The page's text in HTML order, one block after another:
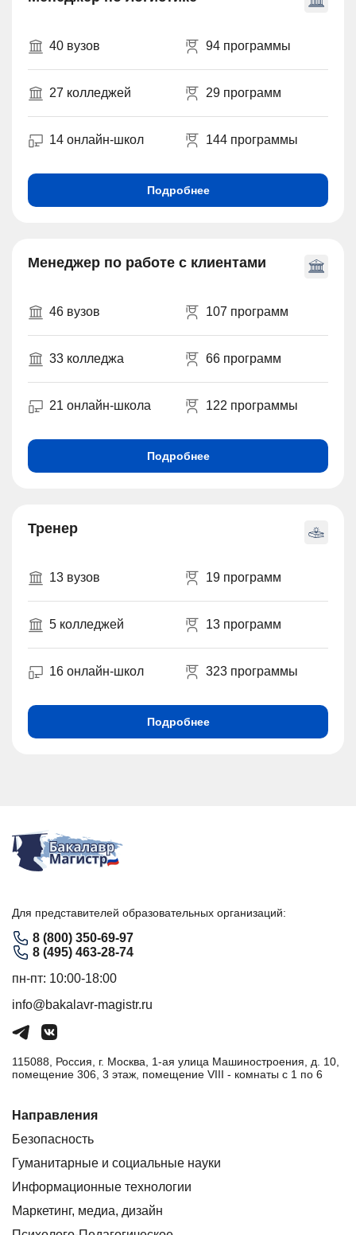
40 вузов 94 программы
27 колледжей 29 программ
14 онлайн-школ 144 программы
Подробнее
Менеджер по работе с клиентами
46 вузов 107 программ
33 колледжа 66 программ
21 онлайн-школа 122 программы
Подробнее
Тренер
13 вузов 19 программ
5 колледжей 13 программ
16 онлайн-школ 323 программы
Подробнее
Для представителей образовательных организаций:
8 (800) 350-69-97
8 (495) 463-28-74
пн-пт: 10:00-18:00
info@bakalavr-magistr.ru
115088, Россия, г. Москва, 1-ая улица Машиностроения, д. 10,
помещение 306, 3 этаж, помещение VIII - комнаты с 1 по 6
Направления
Безопасность
Гуманитарные и социальные науки
Информационные технологии
Маркетинг, медиа, дизайн